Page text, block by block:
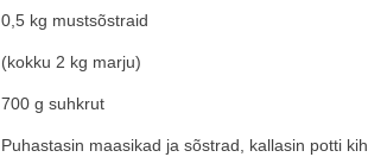
0,5 kg mustsõstraid
(kokku 2 kg marju)
700 g suhkrut
Puhastasin maasikad ja sõstrad, kallasin potti